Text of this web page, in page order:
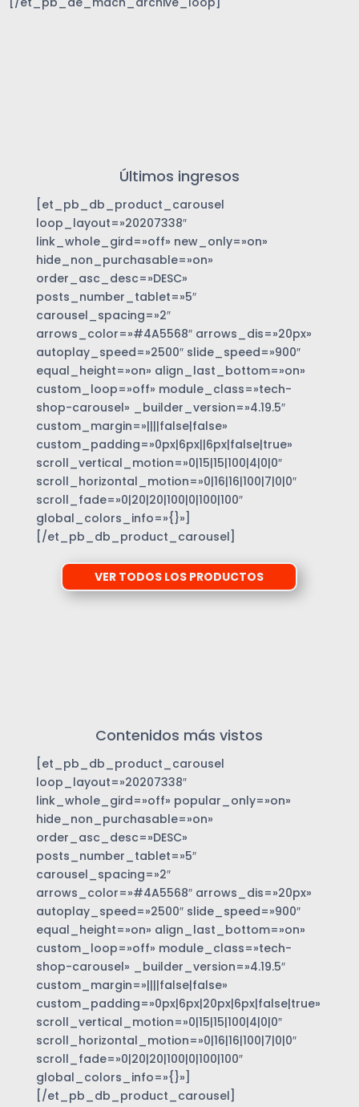
Últimos ingresos
[et_pb_db_product_carousel
loop_layout=»20207338″
link_whole_gird=»off» new_only=»on»
hide_non_purchasable=»on»
order_asc_desc=»DESC»
posts_number_tablet=»5″
carousel_spacing=»2″
arrows_color=»#4A5568″ arrows_dis=»20px»
autoplay_speed=»2500″ slide_speed=»900″
equal_height=»on» align_last_bottom=»on»
custom_loop=»off» module_class=»tech-
shop-carousel» _builder_version=»4.19.5″
custom_margin=»||||false|false»
custom_padding=»0px|6px||6px|false|true»
scroll_vertical_motion=»0|15|15|100|4|0|0″
scroll_horizontal_motion=»0|16|16|100|7|0|0″
scroll_fade=»0|20|20|100|0|100|100″
global_colors_info=»{}»]
[/et_pb_db_product_carousel]
VER TODOS LOS PRODUCTOS
Contenidos más vistos
[et_pb_db_product_carousel
loop_layout=»20207338″
link_whole_gird=»off» popular_only=»on»
hide_non_purchasable=»on»
order_asc_desc=»DESC»
posts_number_tablet=»5″
carousel_spacing=»2″
arrows_color=»#4A5568″ arrows_dis=»20px»
autoplay_speed=»2500″ slide_speed=»900″
equal_height=»on» align_last_bottom=»on»
custom_loop=»off» module_class=»tech-
shop-carousel» _builder_version=»4.19.5″
custom_margin=»||||false|false»
custom_padding=»0px|6px|20px|6px|false|true»
scroll_vertical_motion=»0|15|15|100|4|0|0″
scroll_horizontal_motion=»0|16|16|100|7|0|0″
scroll_fade=»0|20|20|100|0|100|100″
global_colors_info=»{}»]
[/et_pb_db_product_carousel]